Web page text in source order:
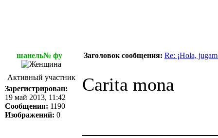
шанель№ фу Заголовок сообщения: Re: ¡Hola,
Активный участник
Зарегистрирован:
19 май 2013, 11:42
Сообщения: 1190
Изображений: 0
Сarita mona